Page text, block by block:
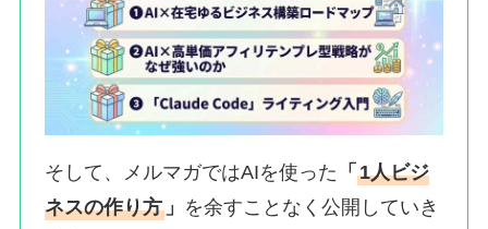
そして、メルマガではAIを使った 「1人ビジ
ネスの作り方 」 を余すことなく公開していき